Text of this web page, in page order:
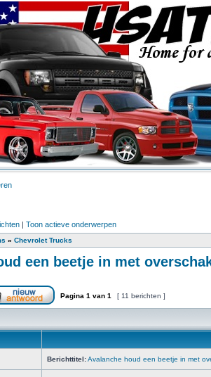
| Toon actieve onderwerpen
» Chevrolet Trucks
een beetje in met
Pagina 1 van 1 [ 11 berichten ]
Berichttitel:Avalanche houd een beetje in met